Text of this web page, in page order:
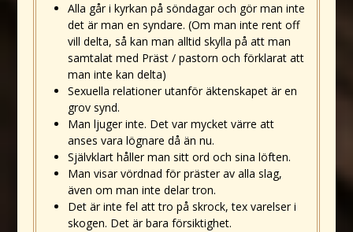
Alla går i kyrkan på söndagar och gör man inte
det är man en syndare. (Om man inte rent off
vill delta, så kan man alltid skylla på att man
samtalat med Präst / pastorn och förklarat att
man inte kan delta)
Sexuella relationer utanför äktenskapet är en
grov synd.
Man ljuger inte. Det var mycket värre att
anses vara lögnare då än nu.
Självklart håller man sitt ord och sina löften.
Man visar vördnad för präster av alla slag,
även om man inte delar tron.
Det är inte fel att tro på skrock, tex varelser i
skogen. Det är bara försiktighet.